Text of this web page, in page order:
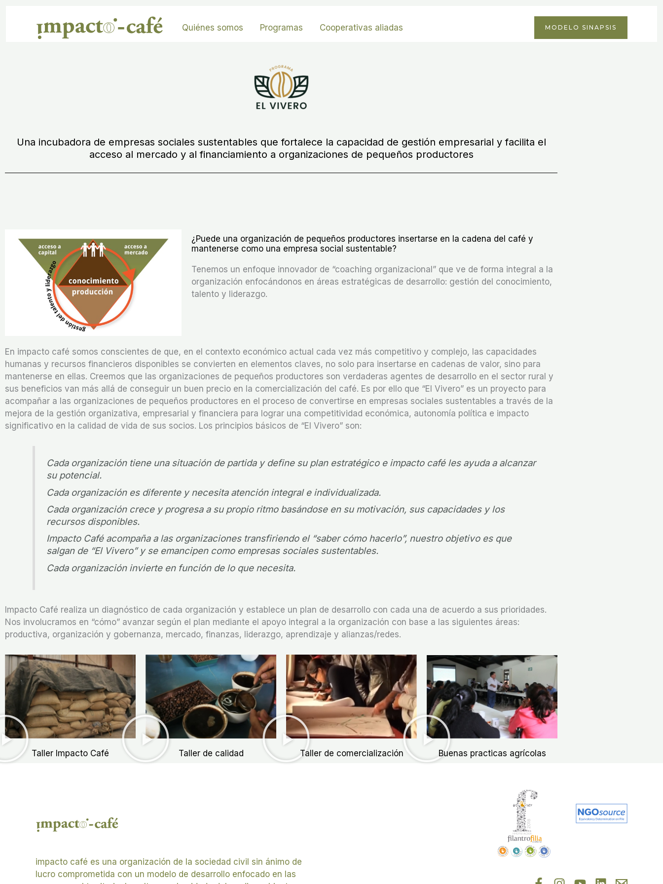
contenido
Quiénes somos Programas Cooperativas aliadas MODELO SINAPSIS
Una incubadora de empresas sociales sustentables que fortalece la capacidad de gestión empresarial y facilita el
acceso al mercado y al financiamiento a organizaciones de pequeños productores
¿Puede una organización de pequeños productores insertarse en la cadena del café y
mantenerse como una empresa social sustentable?
Tenemos un enfoque innovador de “coaching organizacional” que ve de forma integral a la
organización enfocándonos en áreas estratégicas de desarrollo: gestión del conocimiento,
talento y liderazgo.
En impacto café somos conscientes de que, en el contexto económico actual cada vez más competitivo y complejo, las capacidades
humanas y recursos financieros disponibles se convierten en elementos claves, no solo para insertarse en cadenas de valor, sino para
mantenerse en ellas. Creemos que las organizaciones de pequeños productores son verdaderas agentes de desarrollo en el sector rural y
sus beneficios van más allá de conseguir un buen precio en la comercialización del café. Es por ello que “El Vivero” es un proyecto para
acompañar a las organizaciones de pequeños productores en el proceso de convertirse en empresas sociales sustentables a través de la
mejora de la gestión organizativa, empresarial y financiera para lograr una competitividad económica, autonomía política e impacto
significativo en la calidad de vida de sus socios. Los principios básicos de “El Vivero” son:
Cada organización tiene una situación de partida y define su plan estratégico e impacto café les ayuda a alcanzar
su potencial.
Cada organización es diferente y necesita atención integral e individualizada.
Cada organización crece y progresa a su propio ritmo basándose en su motivación, sus capacidades y los
recursos disponibles.
Impacto Café acompaña a las organizaciones transfiriendo el “saber cómo hacerlo”, nuestro objetivo es que
salgan de “El Vivero” y se emancipen como empresas sociales sustentables.
Cada organización invierte en función de lo que necesita.
Impacto Café realiza un diagnóstico de cada organización y establece un plan de desarrollo con cada una de acuerdo a sus prioridades.
Nos involucramos en “cómo” avanzar según el plan mediante el apoyo integral a la organización con base a las siguientes áreas:
productiva, organización y gobernanza, mercado, finanzas, liderazgo, aprendizaje y alianzas/redes.
Taller Impacto Café Taller de calidad Taller de comercialización Buenas practicas agrícolas
impacto café es una organización de la sociedad civil sin ánimo de
lucro comprometida con un modelo de desarrollo enfocado en las